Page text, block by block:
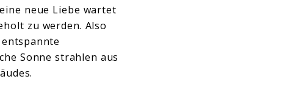
neue Liebe wartet
zu werden. Also
Sonne strahlen aus